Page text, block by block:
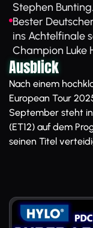
Stephen Bunting.
Bester
ins Achtelfinale
Champion Luke
Ausblick
Nach einem
European Tour
September steht
(ET12) auf dem
seinen Titel